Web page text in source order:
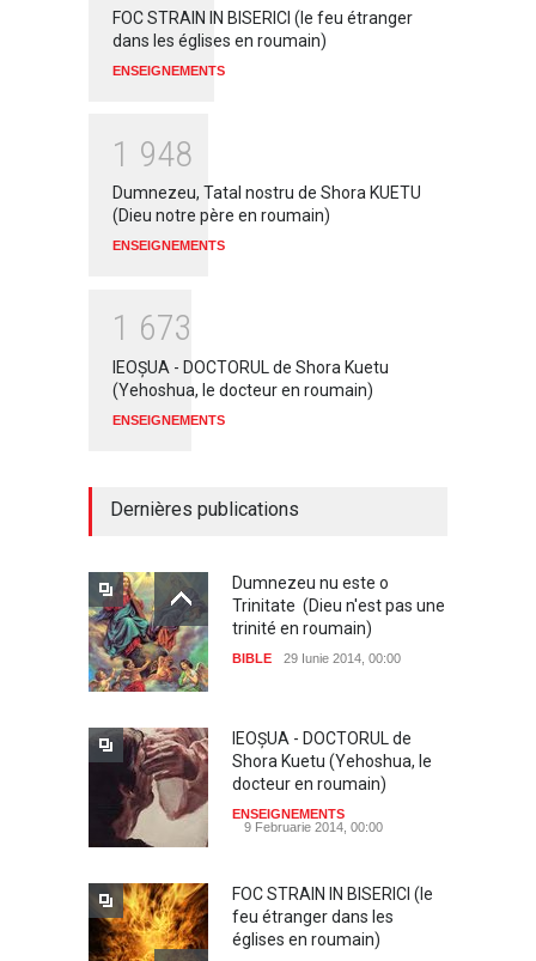
FOC STRAIN IN BISERICI (le feu étranger
dans les églises en roumain)
ENSEIGNEMENTS
1 948
Dumnezeu, Tatal nostru de Shora KUETU
(Dieu notre père en roumain)
ENSEIGNEMENTS
1 673
IEOŞUA - DOCTORUL de Shora Kuetu
(Yehoshua, le docteur en roumain)
ENSEIGNEMENTS
Dernières publications
Dumnezeu nu este o
Trinitate (Dieu n'est pas une
trinité en roumain)
BIBLE 29 Iunie 2014, 00:00
IEOŞUA - DOCTORUL de
Shora Kuetu (Yehoshua, le
docteur en roumain)
ENSEIGNEMENTS
9 Februarie 2014, 00:00
FOC STRAIN IN BISERICI (le
feu étranger dans les
églises en roumain)